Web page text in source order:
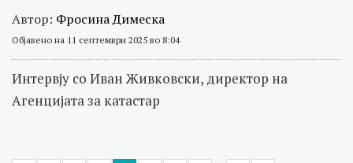
Автор: Фросина Димеска
Објавено на 11 септември 2025 во 8:04
Интервју со Иван Живковски, директор на
Агенцијата за катастар